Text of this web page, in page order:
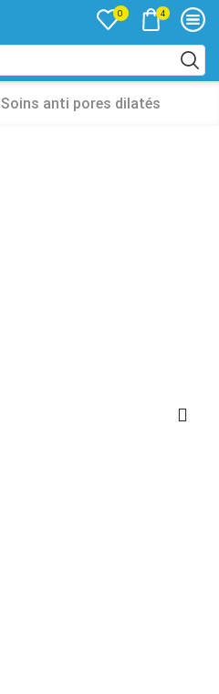
0 4
Soins anti pores dilatés